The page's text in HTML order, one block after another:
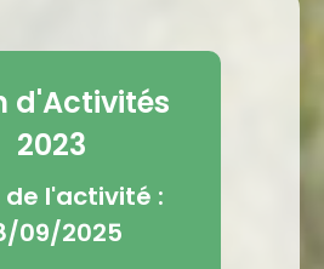
d'Activités
2023
de l'activité :
09/2025